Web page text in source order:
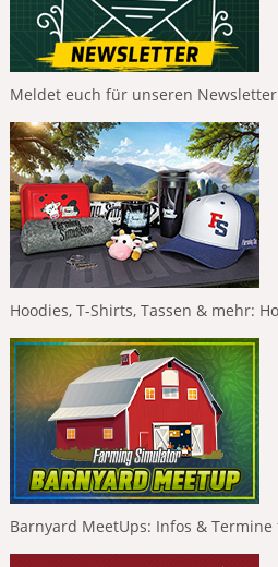
Meldet euch für unseren
Hoodies, T-Shirts, Tassen & mehr:
Barnyard MeetUps: Infos &